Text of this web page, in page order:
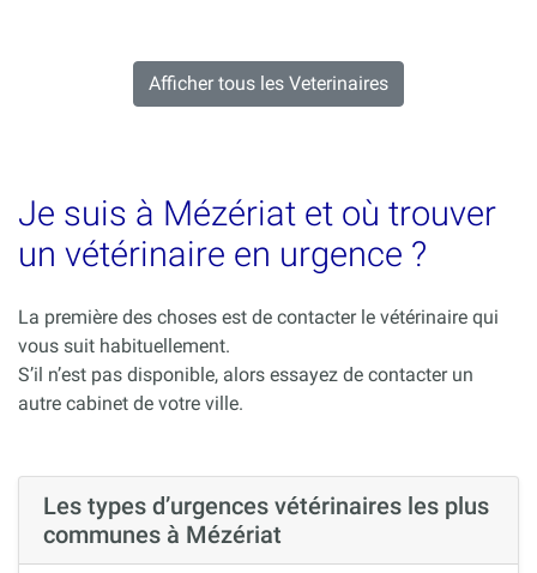
Afficher tous les Veterinaires
Je suis à Mézériat et où trouver
un vétérinaire en urgence ?
La première des choses est de contacter le vétérinaire qui
vous suit habituellement.
S’il n’est pas disponible, alors essayez de contacter un
autre cabinet de votre ville.
Les types d’urgences vétérinaires les plus
communes à Mézériat